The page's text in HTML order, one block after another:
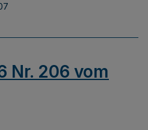
Nr. 206 vom